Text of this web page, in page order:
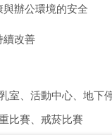
辦公環境的安全
續改善
室、活動中心、地下
比賽、戒菸比賽